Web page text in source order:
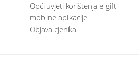
Opći uvjeti korištenja e-gift
mobilne aplikacije
Objava cjenika